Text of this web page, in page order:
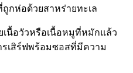
กห่อด้วยสาหร่ายทะเล
เนื้อวัวหรือเนื้อหมูที่หมักแล้ว
เสิร์ฟพร้อมซอสที่มีความ